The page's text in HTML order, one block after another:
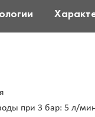
при 3 бар: 5 л/